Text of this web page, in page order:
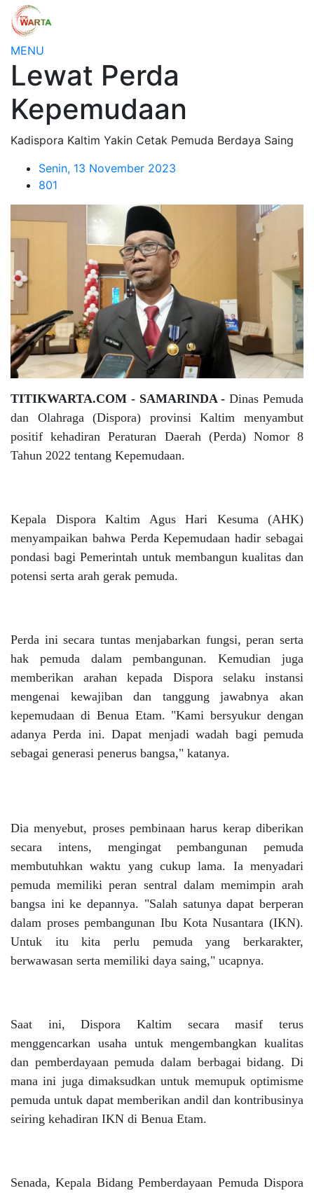
MENU
Lewat Perda
Kepemudaan
Kadispora Kaltim Yakin Cetak Pemuda Berdaya Saing
Senin, 13 November 2023
801
TITIKWARTA.COM - SAMARINDA -Dinas Pemuda
dan Olahraga (Dispora) provinsi Kaltim menyambut
positif kehadiran Peraturan Daerah (Perda) Nomor 8
Tahun 2022 tentang Kepemudaan.
Kepala Dispora Kaltim Agus Hari Kesuma (AHK)
menyampaikan bahwa Perda Kepemudaan hadir sebagai
pondasi bagi Pemerintah untuk membangun kualitas dan
potensi serta arah gerak pemuda.
Perda ini secara tuntas menjabarkan fungsi, peran serta
hak pemuda dalam pembangunan. Kemudian juga
memberikan arahan kepada Dispora selaku instansi
mengenai kewajiban dan tanggung jawabnya akan
kepemudaan di Benua Etam. "Kami bersyukur dengan
adanya Perda ini. Dapat menjadi wadah bagi pemuda
sebagai generasi penerus bangsa," katanya.
Dia menyebut, proses pembinaan harus kerap diberikan
secara intens, mengingat pembangunan pemuda
membutuhkan waktu yang cukup lama. Ia menyadari
pemuda memiliki peran sentral dalam memimpin arah
bangsa ini ke depannya. "Salah satunya dapat berperan
dalam proses pembangunan Ibu Kota Nusantara (IKN).
Untuk itu kita perlu pemuda yang berkarakter,
berwawasan serta memiliki daya saing," ucapnya.
Saat ini, Dispora Kaltim secara masif terus
menggencarkan usaha untuk mengembangkan kualitas
dan pemberdayaan pemuda dalam berbagai bidang. Di
mana ini juga dimaksudkan untuk memupuk optimisme
pemuda untuk dapat memberikan andil dan kontribusinya
seiring kehadiran IKN di Benua Etam.
Senada, Kepala Bidang Pemberdayaan Pemuda Dispora